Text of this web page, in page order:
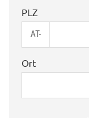
PLZ
AT-
Ort